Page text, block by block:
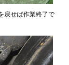
戻せば作業終了で